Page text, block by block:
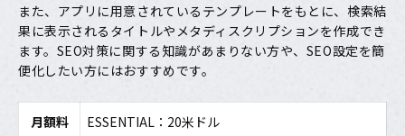
また、アプリに用意されているテンプレートをもとに、検索結
果に表示されるタイトルやメタディスクリプションを作成でき
ます。SEO対策に関する知識があまりない方や、SEO設定を簡
便化したい方にはおすすめです。
月額料
ESSENTIAL：20米ドル